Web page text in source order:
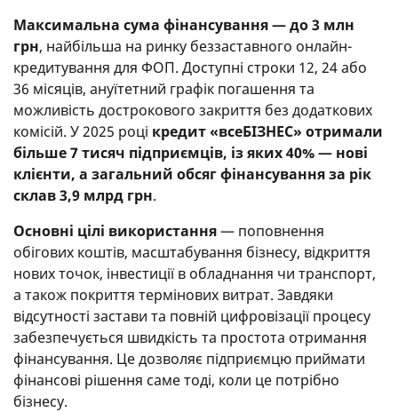
Максимальна сума фінансування — до 3 млн
грн, найбільша на ринку беззаставного онлайн-
кредитування для ФОП. Доступні строки 12, 24 або
36 місяців, ануїтетний графік погашення та
можливість дострокового закриття без додаткових
комісій. У 2025 році кредит «всеБІЗНЕС» отримали
більше 7 тисяч підприємців, із яких 40% — нові
клієнти, а загальний обсяг фінансування за рік
склав 3,9 млрд грн.
Основні цілі використання— поповнення
обігових коштів, масштабування бізнесу, відкриття
нових точок, інвестиції в обладнання чи транспорт,
а також покриття термінових витрат. Завдяки
відсутності застави та повній цифровізації процесу
забезпечується швидкість та простота отримання
фінансування. Це дозволяє підприємцю приймати
фінансові рішення саме тоді, коли це потрібно
бізнесу.